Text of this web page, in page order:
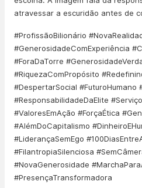
atravessar a escuridão antes de
#ProfissãoBilionário
#GenerosidadeComExperiência
#ForaDaTorre
#RiquezaComPropósito
#DespertarSocial #FuturoHumano
#ResponsabilidadeDaElite
#ValoresEmAção #ForçaÉtica
#AlémDoCapitalismo
#LiderançaSemEgo
#FilantropiaSilenciosa
#NovaGenerosidade
#PresençaTransformadora